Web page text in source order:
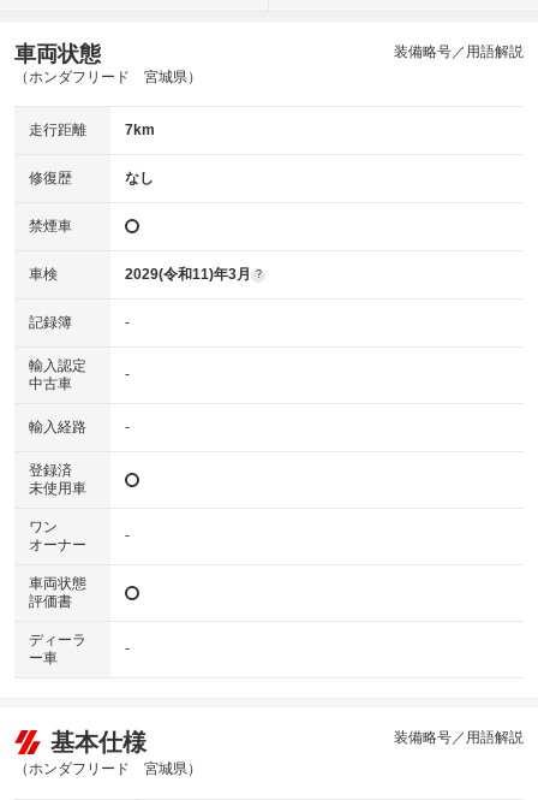
車両状態
（ホンダフリード 宮城県）
装備略号／用語解説
走行距離 7km
修復歴 なし
禁煙車
車検 2029(令和11)年3月 ?
記録簿 -
輸入認定
中古車
-
輸入経路 -
登録済
未使用車
ワン
オーナー
-
車両状態
評価書
ディーラ
ー車
-
基本仕様
（ホンダフリード 宮城県）
装備略号／用語解説